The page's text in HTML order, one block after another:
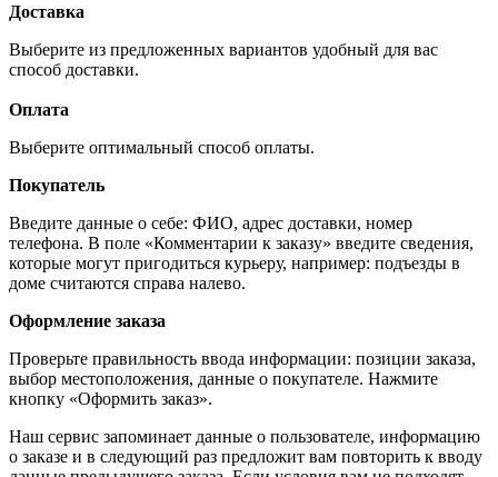
Доставка
Выберите из предложенных вариантов удобный для вас
способ доставки.
Оплата
Выберите оптимальный способ оплаты.
Покупатель
Введите данные о себе: ФИО, адрес доставки, номер
телефона. В поле «Комментарии к заказу» введите сведения,
которые могут пригодиться курьеру, например: подъезды в
доме считаются справа налево.
Оформление заказа
Проверьте правильность ввода информации: позиции заказа,
выбор местоположения, данные о покупателе. Нажмите
кнопку «Оформить заказ».
Наш сервис запоминает данные о пользователе, информацию
о заказе и в следующий раз предложит вам повторить к вводу